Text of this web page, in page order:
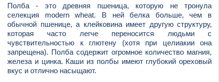
Полба - это древняя пшеница, которую не тронула
селекция modern wheat. В ней белка больше, чем в
обычной пшенице, а клейковина имеет другую структуру,
которая часто легче переносится людьми с
чувствительностью к глютену (хотя при целиакии она
запрещена). Полба содержит огромное количество магния,
железа и цинка. Каши из полбы имеют глубокий ореховый
вкус и отлично насыщают.